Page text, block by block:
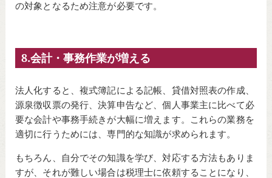
の対象となるため注意が必要です。
8.会計・事務作業が増える
法人化すると、複式簿記による記帳、貸借対照表の作成、
源泉徴収票の発行、決算申告など、個人事業主に比べて必
要な会計や事務手続きが大幅に増えます。これらの業務を
適切に行うためには、専門的な知識が求められます。
もちろん、自分でその知識を学び、対応する方法もありま
すが、それが難しい場合は税理士に依頼することになり、